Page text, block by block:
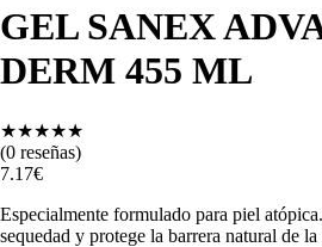
GEL SANEX
DERM 455 ML
★★★★★
(0 reseñas)
7.17€
Especialmente formulado para piel
sequedad y protege la barrera natural de la